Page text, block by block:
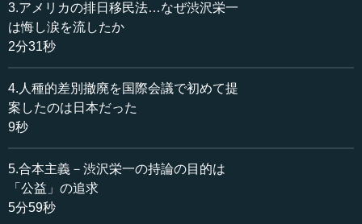
大正１３年（１９２４）にアメリカで、いわゆる排日移
民法として知られる新移民法ができたとき、アメリカ大使
館の隣の井上子爵邸で切腹する人さえいたのである。元来
は親米的だった学者や思想家、実業家の間にも、反米感情
が現われた。
日本の近代資本主義の発展に貢献した財界の大御所であ
開催された汎太平洋倶楽部の例会で、アメリカでの排日移
民法成立に憤る演説をしている。悔し涙を流しつつ語った
といわれる演説である。対日移民法ができるまでの流れ
や、当時の雰囲気がとてもわかりやすい演説なので、ずい
3.アメリカの排日移民法…なぜ渋沢栄一
は悔し涙を流したか
2分31秒
4.人種的差別撤廃を国際会議で初めて提
案したのは日本だった
9秒
5.合本主義－渋沢栄一の持論の目的は
「公益」の追求
5分59秒